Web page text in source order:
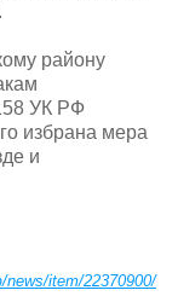
району
УК РФ
избрана мера
и
item/22370900/